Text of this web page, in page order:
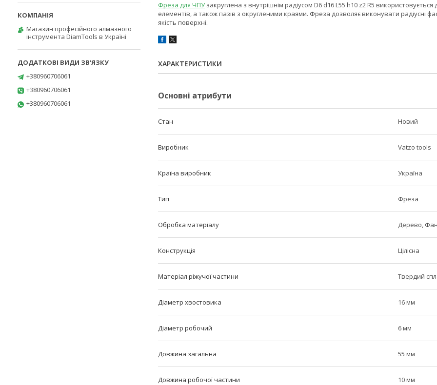
Фреза для ЧПУзакруглена з внутрішнім радіусом D6 d16 L55 h10 z2 R5
елементів, а також пазів з округленими краями. Фреза дозволяє виконувати радіусні
якість поверхні.
ХАРАКТЕРИСТИКИ
Основні атрибути
Стан Новий
Виробник Vatzo tools
Країна виробник Україна
Тип Фреза
Обробка матеріалу Дерево,
Конструкція Цілісна
Матеріал ріжучої частини Твердий
Діаметр хвостовика 16 мм
Діаметр робочий 6 мм
Довжина загальна 55 мм
Довжина робочої частини 10 мм
Магазин професійного алмазного
інструмента DiamTools в Україні
+380960706061
+380960706061
+380960706061